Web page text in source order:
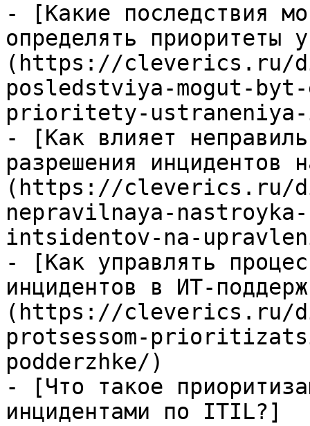
- [Какие последствия
определять приоритеты
(https://cleverics.ru/
posledstviya-mogut-
prioritety-
- [Как влияет
разрешения инцидентов
(https://cleverics.ru/
nepravilnaya-
intsidentov-na-
- [Как управлять
инцидентов в ИТ-
(https://cleverics.ru/
protsessom-
podderzhke/)
- [Что такое
инцидентами по ITIL?]